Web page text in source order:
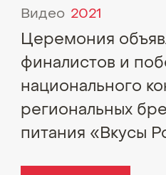
Видео 2021
Церемония
финалистов и
национального
региональных
питания «Вкусы